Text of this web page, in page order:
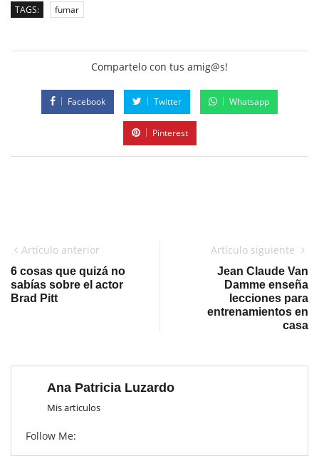
TAGS: fumar
Compartelo con tus amig@s!
Facebook Twitter Whatsapp
Pinterest
Artículo anterior
6 cosas que quizá no
sabías sobre el actor
Brad Pitt
Artículo siguiente
Jean Claude Van
Damme enseña
lecciones para
entrenamientos en
casa
Ana Patricia Luzardo
Mis articulos
Follow Me: